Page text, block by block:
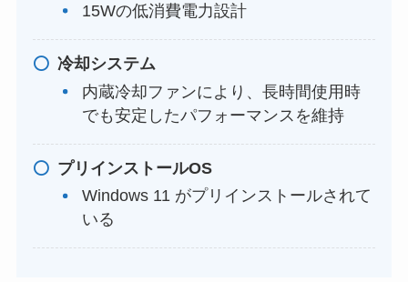
15Wの低消費電力設計
冷却システム
内蔵冷却ファンにより、長時間使用時
でも安定したパフォーマンスを維持
プリインストールOS
Windows 11 がプリインストールされて
いる